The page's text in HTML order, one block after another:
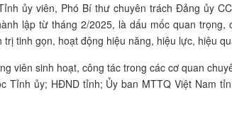
ủy viên, Phó Bí thư chuyên trách Đảng ủy
lập từ tháng 2/2025, là dấu mốc quan trọng,
tinh gọn, hoạt động hiệu năng, hiệu lực, hiệu
viên sinh hoạt, công tác trong các cơ quan
Tỉnh ủy; HĐND tỉnh; Ủy ban MTTQ Việt Nam